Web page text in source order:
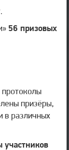
56 призовых
протоколы
призёры,
в различных
участников